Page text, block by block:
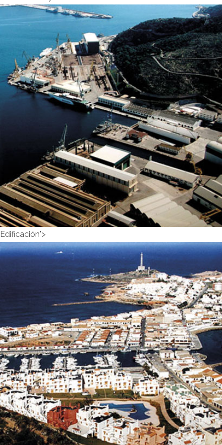
Sector naval y marítimo">Sector
naval y marítimo
SECTOR NAVAL Y MARÍTIMO
Edificación">